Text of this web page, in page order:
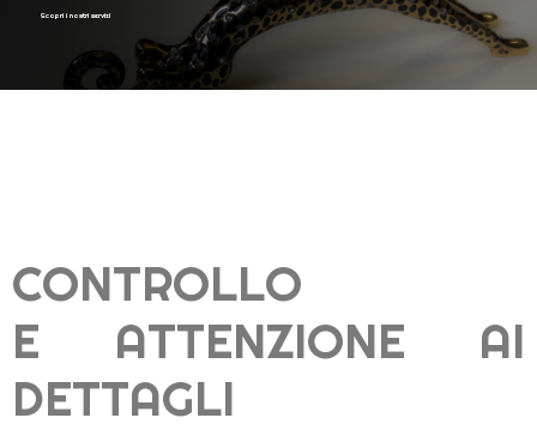
CONTROLLO
E ATTENZIONE AI
DETTAGLI